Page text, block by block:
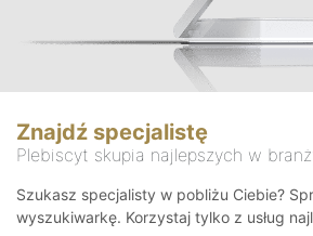
Znajdź specjalistę
Plebiscyt skupia najlepszych w
Szukasz specjalisty w pobliżu Ciebie?
wyszukiwarkę. Korzystaj tylko z usług